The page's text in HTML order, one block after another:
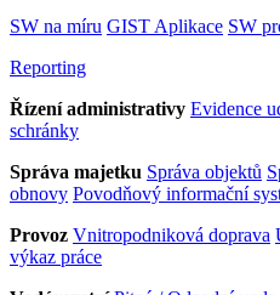
SW na míru GIST Aplikace SW
Reporting
Řízení administrativy Evidence
schránky
Správa majetku Správa objektů
obnovy Povodňový informační
Provoz Vnitropodniková doprava
výkaz práce